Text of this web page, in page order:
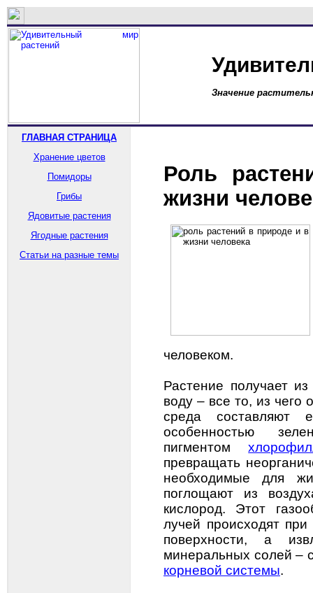
Значение
ГЛАВНАЯ СТРАНИЦА
Хранение цветов
Помидоры
Грибы
Ядовитые растения
Ягодные растения
Статьи на разные темы
Роль
жизни
человеком.
Растение получает
воду – все то, из чего
среда составляют
особенностью
пигментом
превращать
необходимые для
поглощают из
кислород. Этот
лучей происходят
поверхности, а
минеральных солей –
корневой системы.